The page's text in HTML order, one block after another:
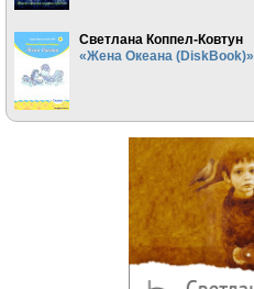
Светлана Коппел-Ковтун
«Жена Океана (DiskBook)»